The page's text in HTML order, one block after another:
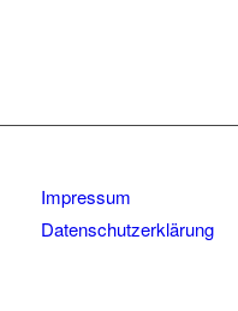
Impressum
Datenschutzerklärung